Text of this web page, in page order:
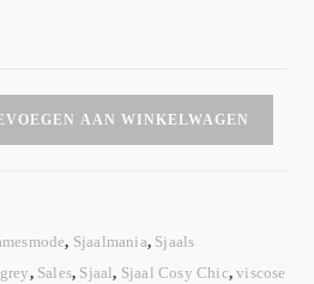
AAN WINKELWAGEN
, Sjaalmania, Sjaals
, Sales, Sjaal, Sjaal Cosy Chic,viscose